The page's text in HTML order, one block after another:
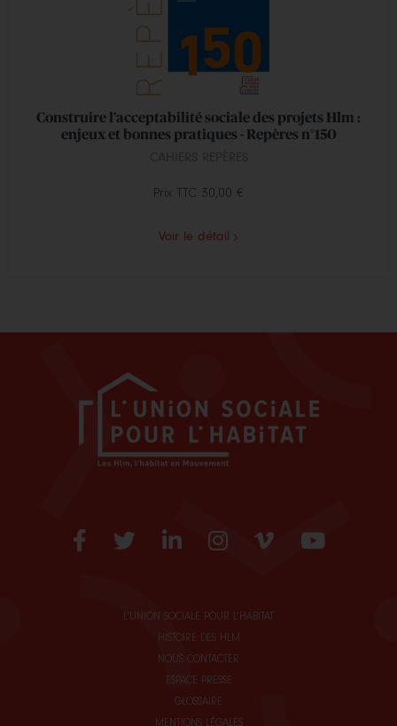
Construire l'acceptabilité sociale des projets Hlm :
enjeux et bonnes pratiques - Repères n°150
Prix TTC 30,00 €
Voir le détail
Facebook
TwitterLinkedInInstagram
VimeoYoutube
L'UNION SOCIALE POUR L'HABITAT
HISTOIRE DES HLM
NOUS CONTACTER
ESPACE PRESSE
GLOSSAIRE